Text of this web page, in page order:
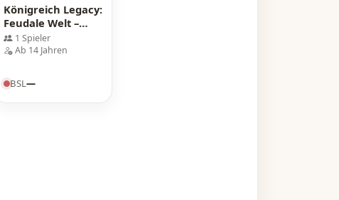
Königreich Legacy:
Feudale Welt –
Fundamente
1 Spieler
Ab 14 Jahren
BSL—